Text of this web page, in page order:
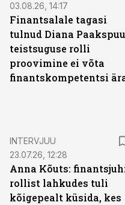
03.08.26, 14:17
Finantsalale tagasi
tulnud Diana
teistsuguse rolli
proovimine ei võta
finantskompetentsi
INTERVJUU
23.07.26, 12:28
Anna Kõuts:
rollist lahkudes tuli
kõigepealt küsida, kes